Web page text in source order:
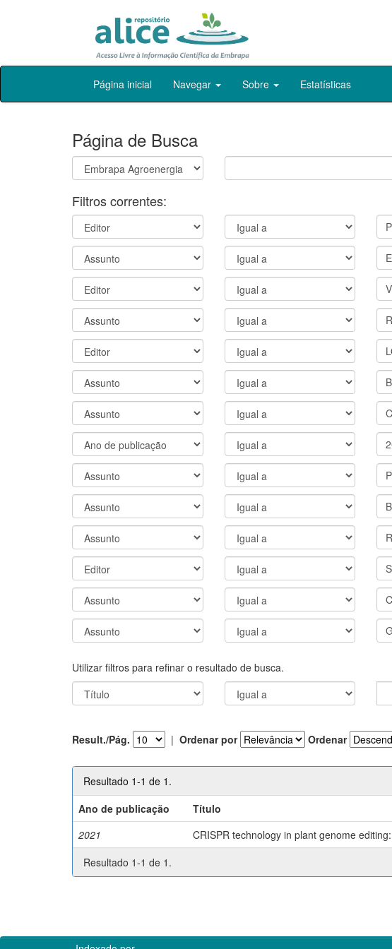
Skip
Página inicial Navegar Sobre Estatísticas
Página de Busca
Filtros correntes:
Utilizar filtros para refinar o resultado de busca.
Result./Pág. | Ordenar por Ordenar
Resultado 1-1 de 1.
Ano de publicação
Título
2021
CRISPR technology in plant genome
Resultado 1-1 de 1.